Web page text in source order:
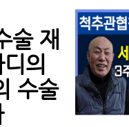
술 재
의
수술